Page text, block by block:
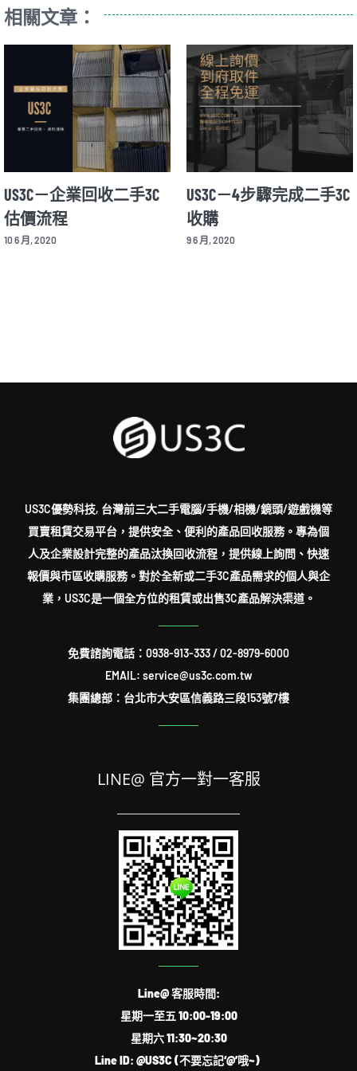
相關文章：
US3C－中國信託分期付
款零利率
2 6 月, 2020
精明玩家都應購買PS5
保值首選、US3C加持
後高價「收購PS5」，
US3C優勢科技, 台灣前三大二手電腦/手機/相機/鏡頭/遊戲機等
買賣租賃交易平台，提供安全、便利的產品回收服務。專為個
人及企業設計完整的產品汰換回收流程，提供線上詢問、快速
業，US3C是一個全方位的租賃或出售3C產品解決渠道。
免費諮詢電話：0938-913-333/02-8979-6000
LINE@ 官方一對一客服
Line@ 客服時間:
星期一至五 10:00-19:00